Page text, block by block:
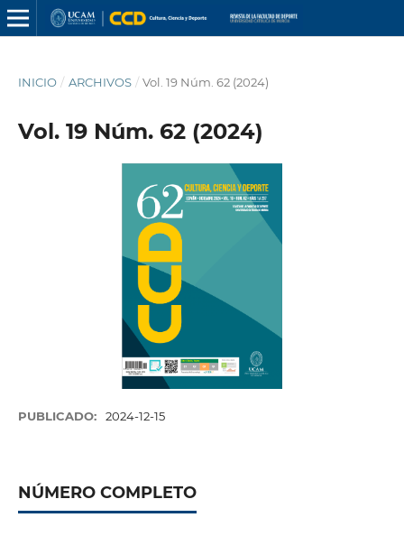
INICIO / ARCHIVOS / Vol. 19 Núm. 62 (2024)
Vol. 19 Núm. 62 (2024)
PUBLICADO: 2024-12-15
NÚMERO COMPLETO